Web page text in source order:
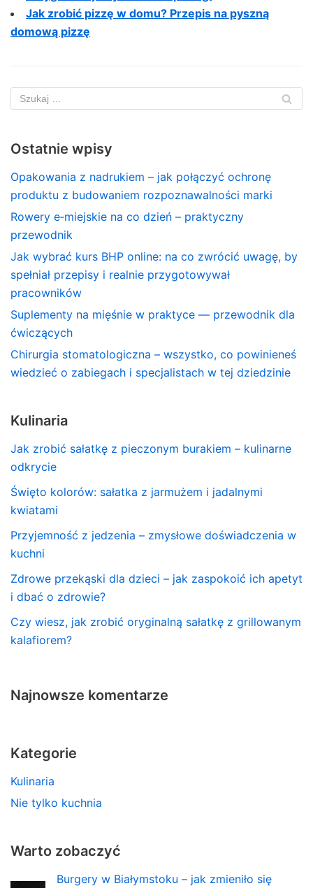
Jak zrobić pizzę w domu? Przepis na pyszną
domową pizzę
Ostatnie wpisy
Opakowania z nadrukiem – jak połączyć ochronę
produktu z budowaniem rozpoznawalności marki
Rowery e‑miejskie na co dzień – praktyczny
przewodnik
Jak wybrać kurs BHP online: na co zwrócić uwagę, by
spełniał przepisy i realnie przygotowywał
pracowników
Suplementy na mięśnie w praktyce — przewodnik dla
ćwiczących
Chirurgia stomatologiczna – wszystko, co powinieneś
wiedzieć o zabiegach i specjalistach w tej dziedzinie
Kulinaria
Jak zrobić sałatkę z pieczonym burakiem – kulinarne
odkrycie
Święto kolorów: sałatka z jarmużem i jadalnymi
kwiatami
Przyjemność z jedzenia – zmysłowe doświadczenia w
kuchni
Zdrowe przekąski dla dzieci – jak zaspokoić ich apetyt
i dbać o zdrowie?
Czy wiesz, jak zrobić oryginalną sałatkę z grillowanym
kalafiorem?
Najnowsze komentarze
Kategorie
Kulinaria
Nie tylko kuchnia
Warto zobaczyć
Burgery w Białymstoku – jak zmieniło się